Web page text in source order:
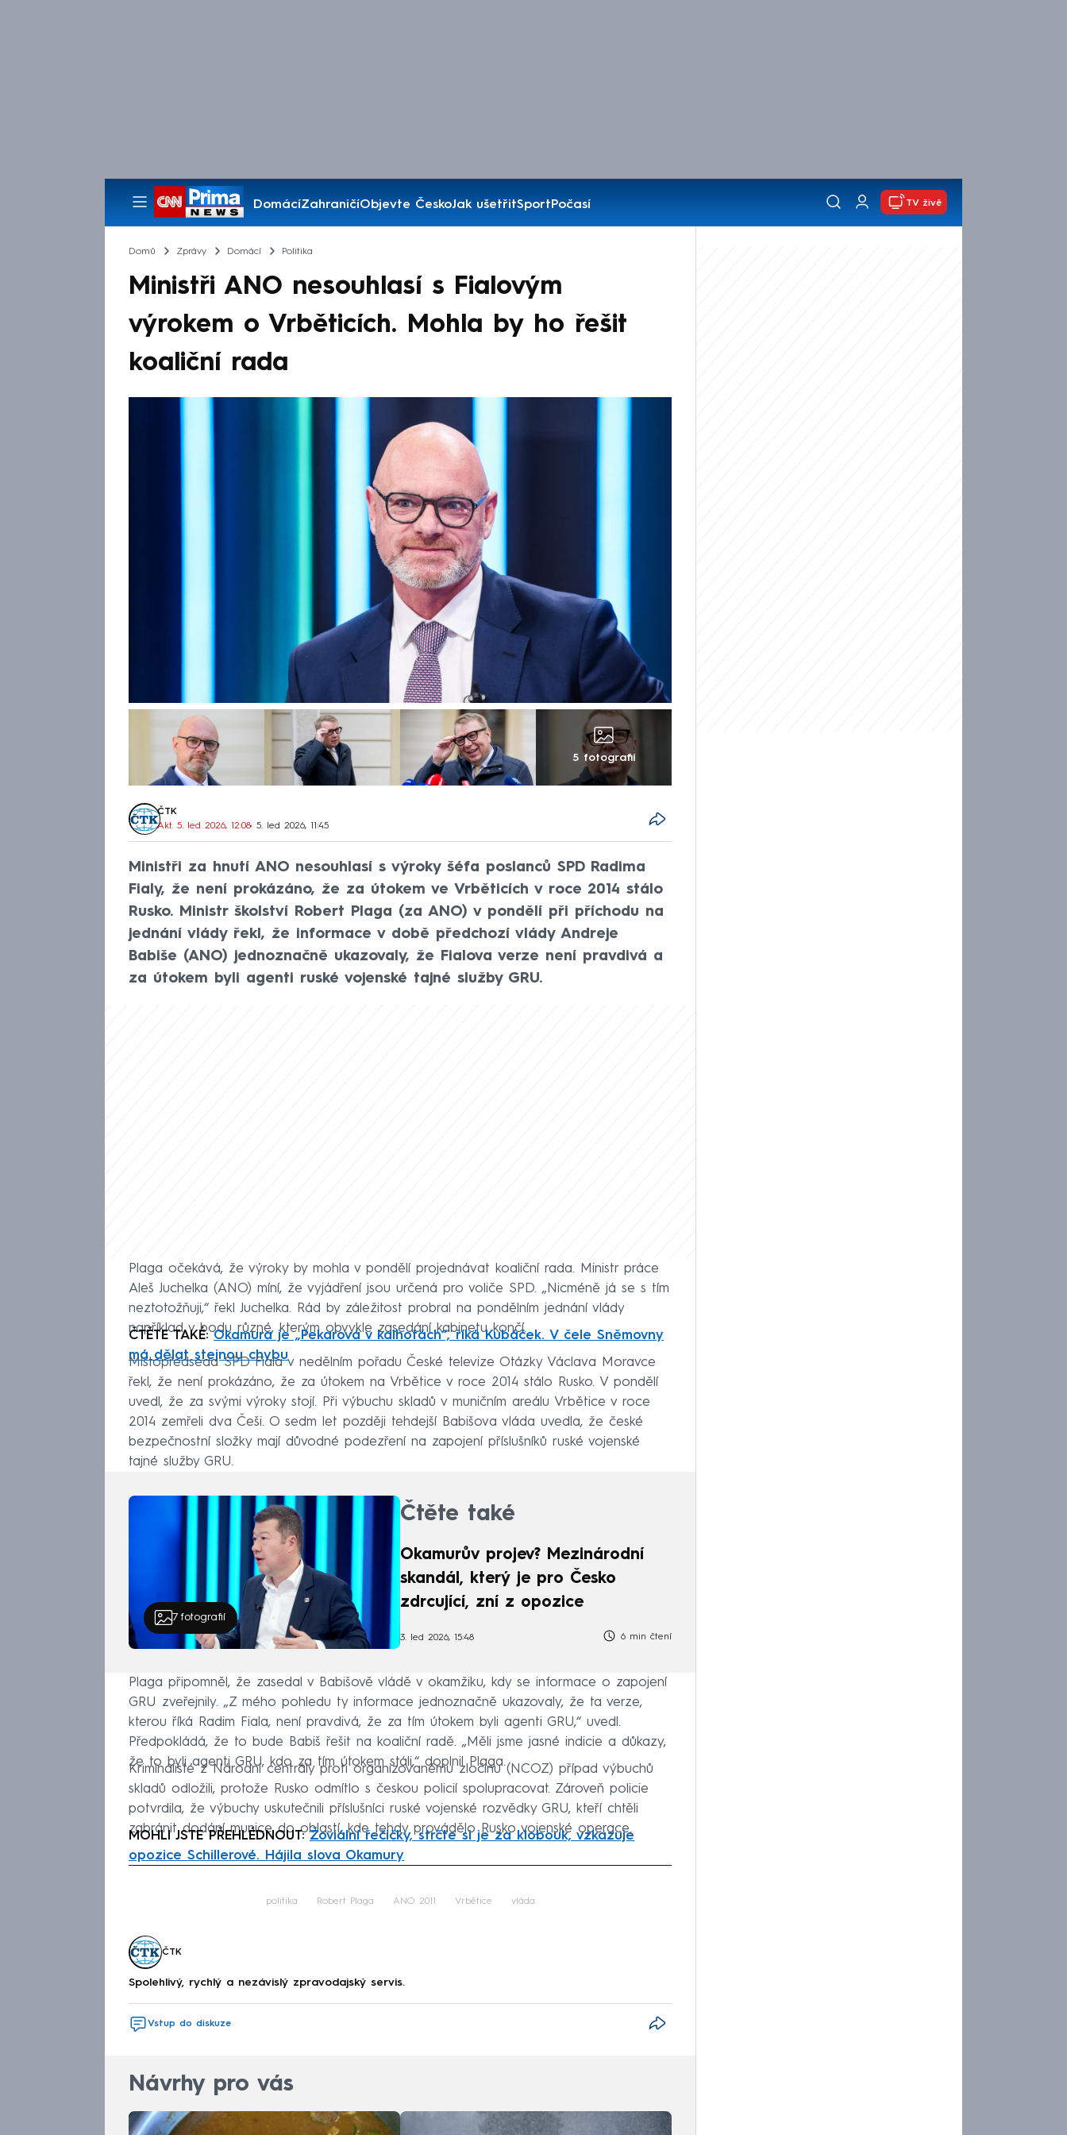
DomácíZahraničíObjevte ČeskoJak ušetřitSportPočasí
Pořady
TV živě
Domů Zprávy Domácí Politika
Ministři ANO nesouhlasí s Fialovým
výrokem o Vrběticích. Mohla by ho řešit
koaliční rada
5 fotografií
ČTK
Akt. 5. led 2026, 12:08• 5. led 2026, 11:45
Ministři za hnutí ANO nesouhlasí s výroky šéfa poslanců SPD Radima
Fialy, že není prokázáno, že za útokem ve Vrběticích v roce 2014 stálo
Rusko. Ministr školství Robert Plaga (za ANO) v pondělí při příchodu na
jednání vlády řekl, že informace v době předchozí vlády Andreje
Babiše (ANO) jednoznačně ukazovaly, že Fialova verze není pravdivá a
za útokem byli agenti ruské vojenské tajné služby GRU.
Plaga očekává, že výroky by mohla v pondělí projednávat koaliční rada. Ministr práce
Aleš Juchelka (ANO) míní, že vyjádření jsou určená pro voliče SPD. „Nicméně já se s tím
neztotožňuji,“ řekl Juchelka. Rád by záležitost probral na pondělním jednání vlády
například v bodu různé, kterým obvykle zasedání kabinetu končí.
ČTĚTE TAKÉ:Okamura je „Pekarová v kalhotách“, říká Kubáček. V čele Sněmovny
má dělat stejnou chybu
Místopředseda SPD Fiala v nedělním pořadu České televize Otázky Václava Moravce
řekl, že není prokázáno, že za útokem na Vrbětice v roce 2014 stálo Rusko. V pondělí
uvedl, že za svými výroky stojí. Při výbuchu skladů v muničním areálu Vrbětice v roce
2014 zemřeli dva Češi. O sedm let později tehdejší Babišova vláda uvedla, že české
bezpečnostní složky mají důvodné podezření na zapojení příslušníků ruské vojenské
tajné služby GRU.
7 fotografií
Čtěte také
Okamurův projev? Mezinárodní
skandál, který je pro Česko
zdrcující, zní z opozice
3. led 2026, 15:48 6 min čtení
Plaga připomněl, že zasedal v Babišově vládě v okamžiku, kdy se informace o zapojení
GRU zveřejnily. „Z mého pohledu ty informace jednoznačně ukazovaly, že ta verze,
kterou říká Radim Fiala, není pravdivá, že za tím útokem byli agenti GRU,“ uvedl.
Předpokládá, že to bude Babiš řešit na koaliční radě. „Měli jsme jasné indicie a důkazy,
že to byli agenti GRU, kdo za tím útokem stáli,“ doplnil Plaga.
Kriminalisté z Národní centrály proti organizovanému zločinu (NCOZ) případ výbuchů
skladů odložili, protože Rusko odmítlo s českou policií spolupracovat. Zároveň policie
potvrdila, že výbuchy uskutečnili příslušníci ruské vojenské rozvědky GRU, kteří chtěli
zabránit dodání munice do oblastí, kde tehdy provádělo Rusko vojenské operace.
MOHLI JSTE PŘEHLÉDNOUT:Žoviální řečičky, strčte si je za klobouk, vzkazuje
opozice Schillerové. Hájila slova Okamury
politika Robert Plaga ANO 2011 Vrbětice vláda
ČTK
Spolehlivý, rychlý a nezávislý zpravodajský servis.
Vstup do diskuze
Návrhy pro vás